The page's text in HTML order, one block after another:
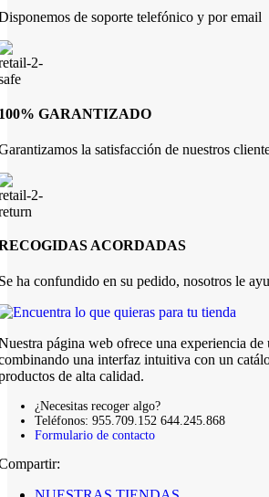
de soporte telefónico y por email
GARANTIZADO
la satisfacción de nuestros
ACORDADAS
ha confundido en su pedido, nosotros le
página web ofrece una experiencia
una interfaz intuitiva con un
de alta calidad.
¿Necesitas recoger algo?
Teléfonos: 955.709.152 644.245.868
Formulario de contacto